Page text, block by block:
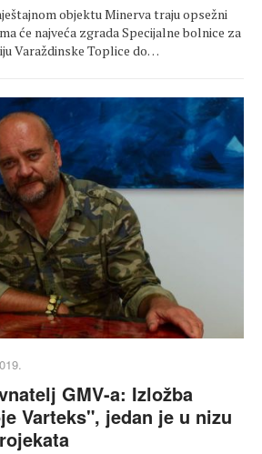
objektu Minerva traju opsežni
će najveća zgrada Specijalne bolnice za
Varaždinske Toplice do…
GMV-a: Izložba
Varteks", jedan je u nizu